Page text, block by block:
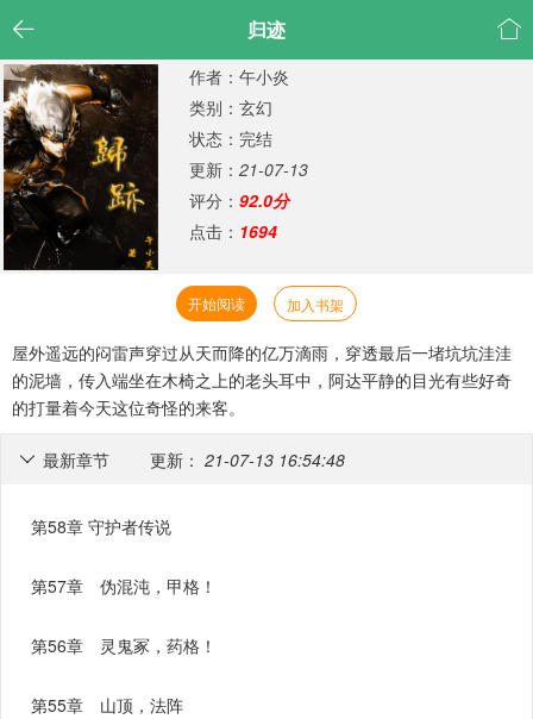
 归迹 
作者：午小炎
类别：玄幻
状态：完结
更新：21-07-13
评分：92.0分
点击： 1694
开始阅读 加入书架
屋外遥远的闷雷声穿过从天而降的亿万滴雨，穿透最后一堵坑坑洼洼
的泥墙，传入端坐在木椅之上的老头耳中，阿达平静的目光有些好奇
的打量着今天这位奇怪的来客。
最新章节 更新： 21-07-13 16:54:48

第58章 守护者传说
第57章 伪混沌，甲格！
第56章 灵鬼冢，药格！
第55章 山顶，法阵